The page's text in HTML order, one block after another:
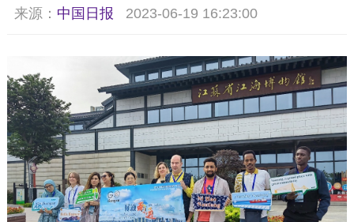
来源： 中国日报 2023-06-19 16:23:00